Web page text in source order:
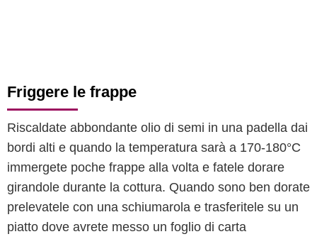
Friggere le frappe
Riscaldate abbondante olio di semi in una padella dai
bordi alti e quando la temperatura sarà a 170-180°C
immergete poche frappe alla volta e fatele dorare
girandole durante la cottura. Quando sono ben dorate
prelevatele con una schiumarola e trasferitele su un
piatto dove avrete messo un foglio di carta